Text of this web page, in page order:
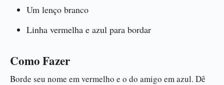
Um lenço branco
Linha vermelha e azul para bordar
Como Fazer
Borde seu nome em vermelho e o do amigo em azul. Dê